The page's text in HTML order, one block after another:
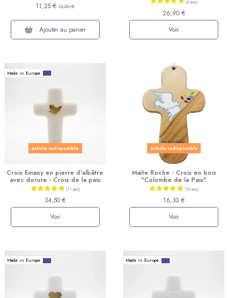
(16 avis)
11,25 €12,50 €
Ajouter au panier
26,90 €
Voir
Made in Europe
Article indisponible
Croix Emany en pierre d'albâtre
avec dorure - Croix de la paix
34,50 €
Voir
Article indisponible
Maïte Roche - Croix en bois
"Colombe de la Paix".
16,30 €
Voir
Made in Europe Made in Europe